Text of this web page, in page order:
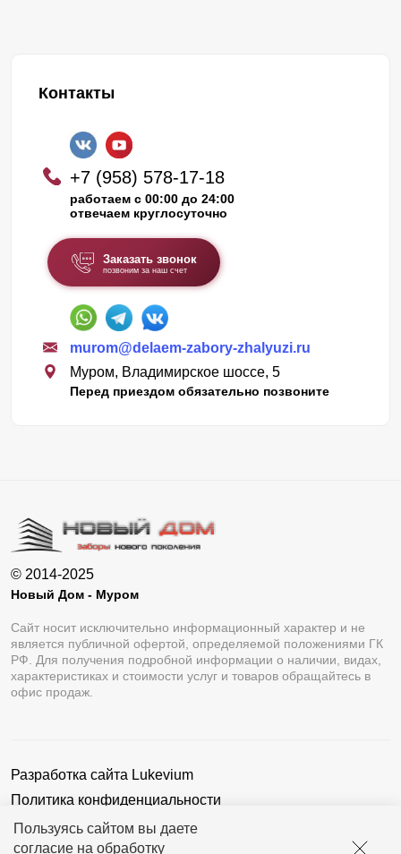
Пользуясь сайтом вы даете
согласие на обработку
Контакты
+7 (958) 578-17-18
работаем с 00:00 до 24:00
отвечаем круглосуточно
Заказать звонок
позвоним за наш счет
murom@delaem-zabory-zhalyuzi.ru
Муром, Владимирское шоссе, 5
Перед приездом обязательно позвоните
© 2014-2025
Новый Дом - Муром
Сайт носит исключительно информационный характер и не
является публичной офертой, определяемой положениями ГК
РФ. Для получения подробной информации о наличии, видах,
характеристиках и стоимости услуг и товаров обращайтесь в
офис продаж.
Разработка сайта Lukevium
Политика конфиденциальности
Пользовательское соглашение